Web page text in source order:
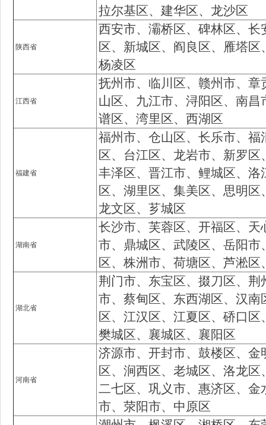
拉尔基区、建华区、龙沙区
陕西省
西安市、灞桥区、碑林区、
区、新城区、阎良区、雁塔
杨凌区
江西省
抚州市、临川区、赣州市、
山区、九江市、浔阳区、南
谱区、湾里区、西湖区
福建省
福州市、仓山区、长乐市、
区、台江区、龙岩市、新罗
丰泽区、晋江市、鲤城区、
区、湖里区、集美区、思明
龙文区、芗城区
湖南省
长沙市、芙蓉区、开福区、
市、鼎城区、武陵区、岳阳
区、株洲市、荷塘区、芦淞区
湖北省
荆门市、东宝区、掇刀区、
市、蔡甸区、东西湖区、汉
区、江汉区、江夏区、硚口
樊城区、襄城区、襄阳区
河南省
济源市、开封市、鼓楼区、
区、涧西区、老城区、洛龙
二七区、巩义市、惠济区、
市、荥阳市、中原区